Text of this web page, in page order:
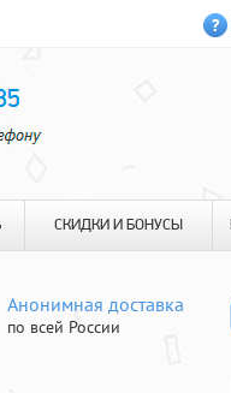
СКИДКИ И БОНУСЫ
Анонимная доставка
по всей России